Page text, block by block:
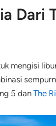
Dari
mengisi
5 dan The